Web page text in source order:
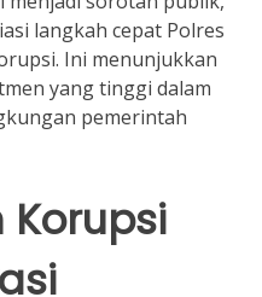
langkah cepat Polres
Ini menunjukkan
yang tinggi dalam
pemerintah
Korupsi